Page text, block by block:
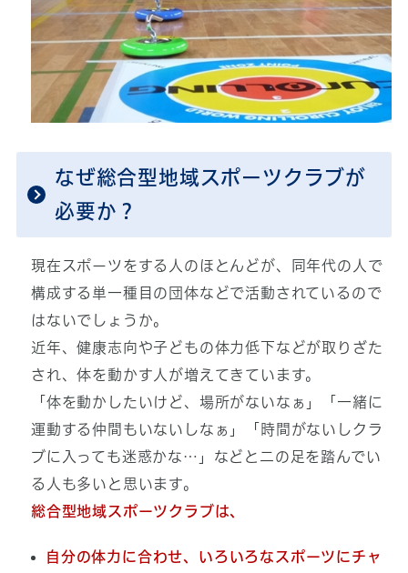
なぜ総合型地域スポーツクラブが
必要か？
現在スポーツをする人のほとんどが、同年代の人で
構成する単一種目の団体などで活動されているので
はないでしょうか。
近年、健康志向や子どもの体力低下などが取りざた
され、体を動かす人が増えてきています。
「体を動かしたいけど、場所がないなぁ」「一緒に
運動する仲間もいないしなぁ」「時間がないしクラ
ブに入っても迷惑かな…」などと二の足を踏んでい
る人も多いと思います。
総合型地域スポーツクラブは、
自分の体力に合わせ、いろいろなスポーツにチャ